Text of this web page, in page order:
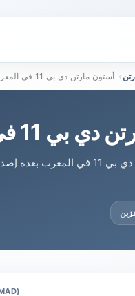
› أستون مارتن دي بي 11 في المغرب : سعر الجديدة والمواصفات التقنية
الجديدة والمواصفات التقنية
تتوفر أستون مارتن دي بي